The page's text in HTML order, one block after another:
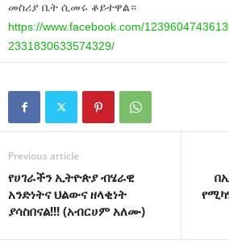
መስሪያ ቤት ሲመሩ ቆይተዋል።
https://www.facebook.com/
2331830633574329/
Previous article
የሀገራችን ኢትዮጵያ ብሄራዊ
አንድነትና ህልውና ዘላቂነት
ያሳስበናል!!! (አብርሀም አለሙ)